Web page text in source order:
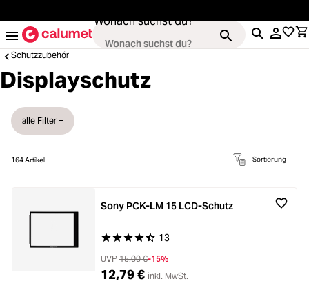
Wonach suchst du?
Kameras
Stative & Gimbals
Taschen
Schutzzubehör
Displayschutz
164Artikel Sortierung
alle Filter +
Durchschnittliche Bewertung von 4.6 von 5
13
Sony PCK-LM 15 LCD-Schutz
UVP 15,00 €-15%
12,79 € inkl. MwSt.